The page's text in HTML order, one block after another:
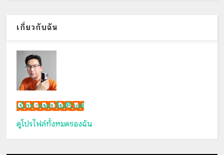
เกี่ยวกับฉัน
เน็กซ์ วรพล ลิ่มศิริวงศ์
ดูโปรไฟล์ทั้งหมดของฉัน